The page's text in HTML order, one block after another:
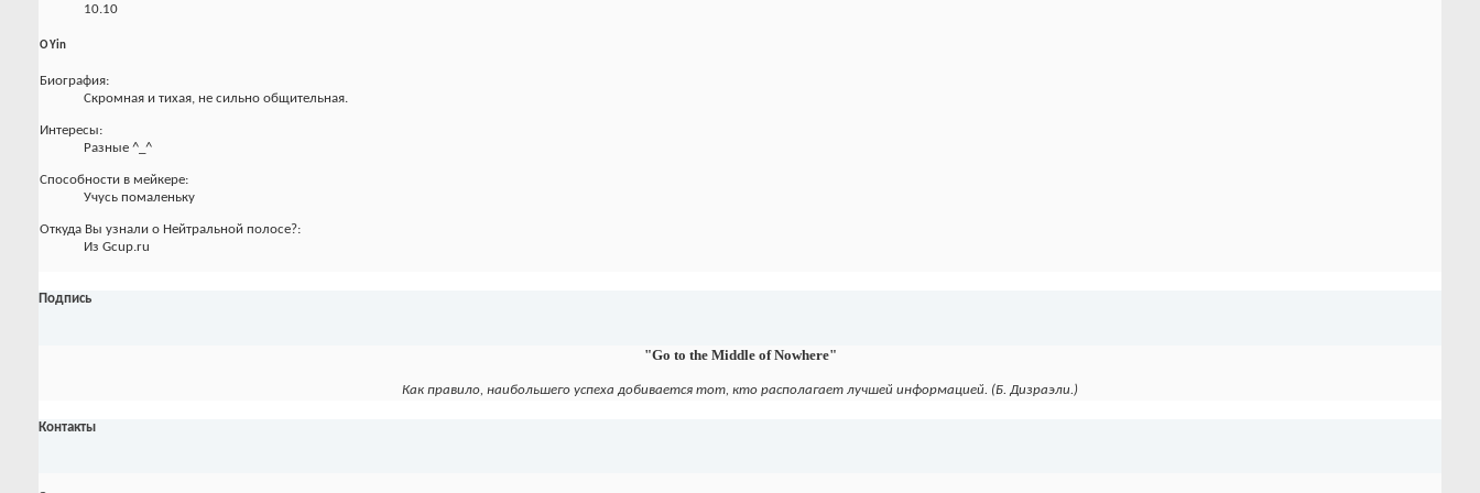
10.10
О Yin
Биография:
Скромная и тихая, не сильно общительная.
Интересы:
Разные ^_^
Способности в мейкере:
Учусь помаленьку
Откуда Вы узнали о Нейтральной полосе?:
Из Gcup.ru
Подпись
"Go to the Middle of Nowhere"
Как правило, наибольшего успеха добивается тот, кто располагает лучшей информацией. (Б. Дизраэли.)
Контакты